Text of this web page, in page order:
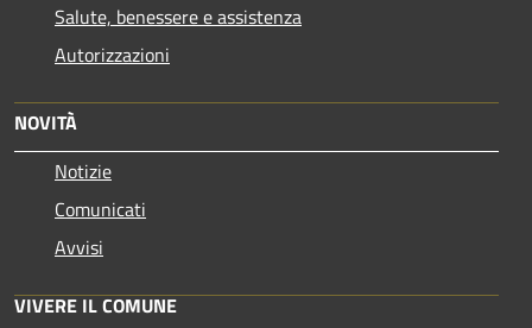
Salute, benessere e assistenza
Autorizzazioni
NOVITÀ
Notizie
Comunicati
Avvisi
VIVERE IL COMUNE